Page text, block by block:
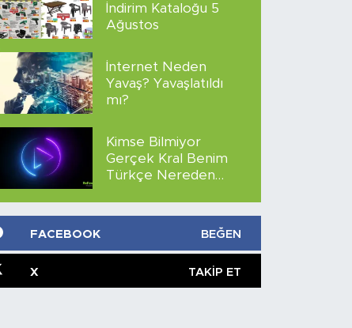
İndirim Kataloğu 5
Ağustos
İnternet Neden
Yavaş? Yavaşlatıldı
mı?
Kimse Bilmiyor
Gerçek Kral Benim
Türkçe Nereden
FACEBOOK BEĞEN
X TAKIP ET